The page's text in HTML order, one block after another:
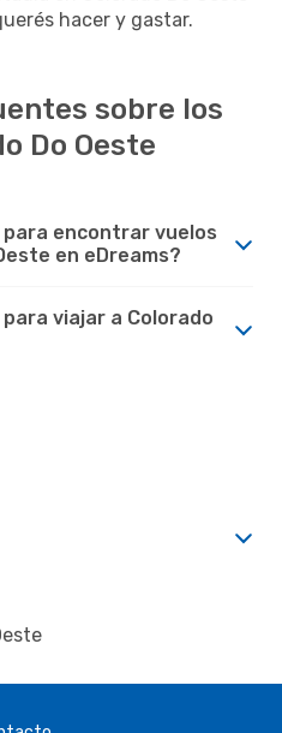
hacer y gastar.
sobre los
Do Oeste
encontrar vuelos
en eDreams?
viajar a Colorado